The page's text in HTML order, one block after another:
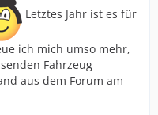
Letztes Jahr ist es für
ich mich umso mehr,
Fahrzeug
aus dem Forum am